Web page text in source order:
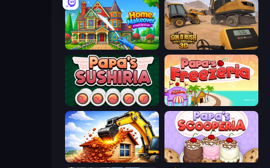
Home Makeover Cleaning Game Gold Rush: Gold Simulator 3D
Papa's Sushiria Papa's Freezeria
City Constructor Papa's Scooperia